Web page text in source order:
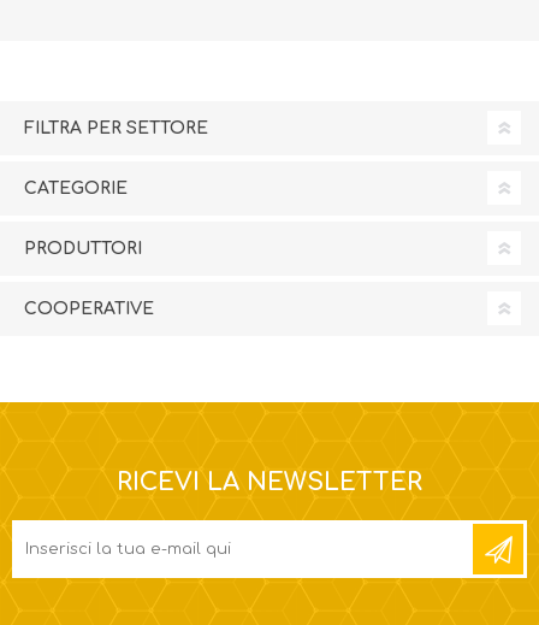
FILTRA PER SETTORE
CATEGORIE
PRODUTTORI
COOPERATIVE
RICEVI LA NEWSLETTER